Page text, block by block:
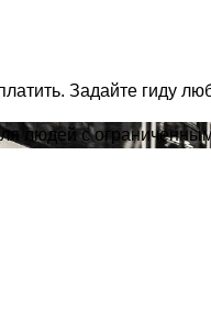
Задайте гиду
людей с